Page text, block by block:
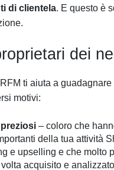
di clientela. E questo è
dei
ti aiuta a guadagnare
motivi:
– coloro che
della tua attività
e upselling e che molto
acquisito e